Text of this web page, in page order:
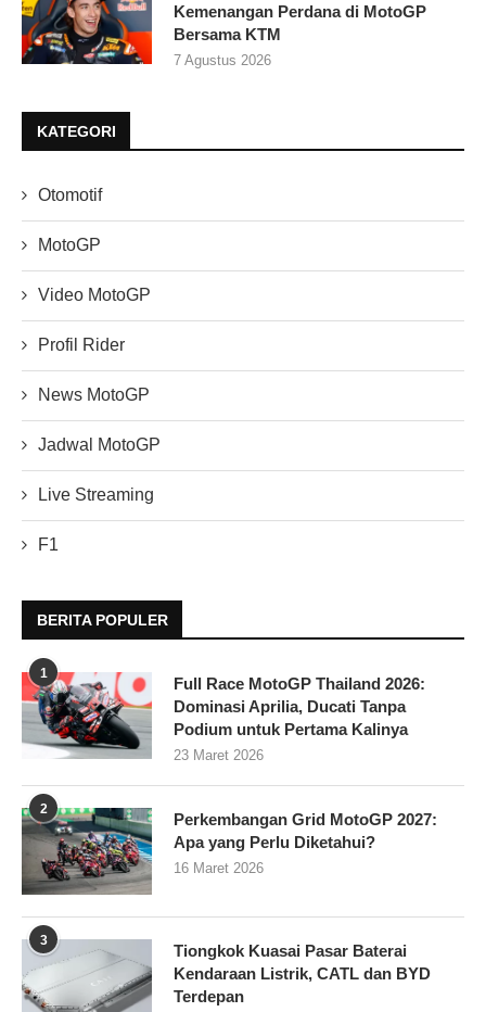
Kemenangan Perdana di MotoGP
Bersama KTM
7 Agustus 2026
KATEGORI
Otomotif
MotoGP
Video MotoGP
Profil Rider
News MotoGP
Jadwal MotoGP
Live Streaming
F1
BERITA POPULER
1
Full Race MotoGP Thailand 2026:
Dominasi Aprilia, Ducati Tanpa
Podium untuk Pertama Kalinya
23 Maret 2026
2
Perkembangan Grid MotoGP 2027:
Apa yang Perlu Diketahui?
16 Maret 2026
3
Tiongkok Kuasai Pasar Baterai
Kendaraan Listrik, CATL dan BYD
Terdepan